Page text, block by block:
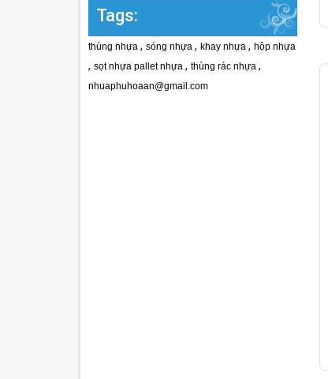
Tags:
thùng nhựa , sóng nhựa , khay nhựa , hộp nhựa
, sọt nhựa pallet nhựa , thùng rác nhựa ,
nhuaphuhoaan@gmail.com